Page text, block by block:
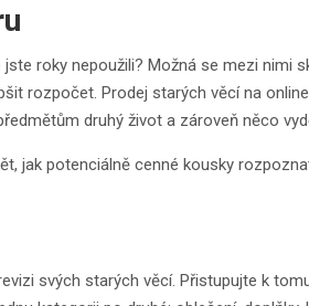
roky nepoužili? Možná se mezi nimi
rozpočet. Prodej starých věcí na
druhý život a zároveň něco
jak potenciálně cenné kousky
svých starých věcí. Přistupujte k